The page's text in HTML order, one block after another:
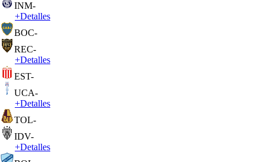
INM-
+Detalles
BOC-
REC-
+Detalles
EST-
UCA-
+Detalles
TOL-
IDV-
+Detalles